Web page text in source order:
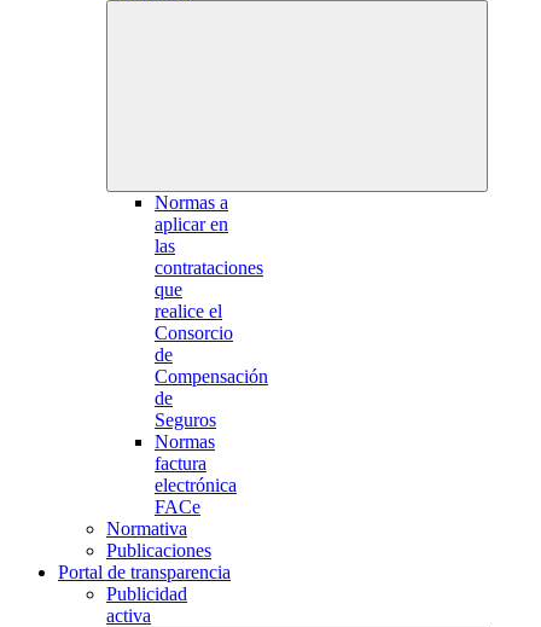
Normas a
aplicar en
las
contrataciones
que
realice el
Consorcio
de
Compensación
de
Seguros
Normas
factura
electrónica
FACe
Normativa
Publicaciones
Portal de transparencia
Publicidad
activa